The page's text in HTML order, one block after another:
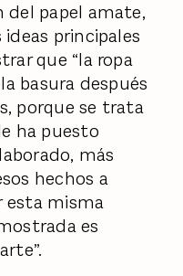
del papel amate,
principales
que “la ropa
basura después
porque se trata
ha puesto
más
hechos a
esta misma
es